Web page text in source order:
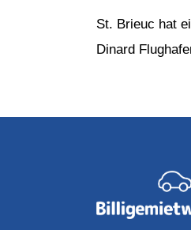
St. Brieuc hat
Dinard